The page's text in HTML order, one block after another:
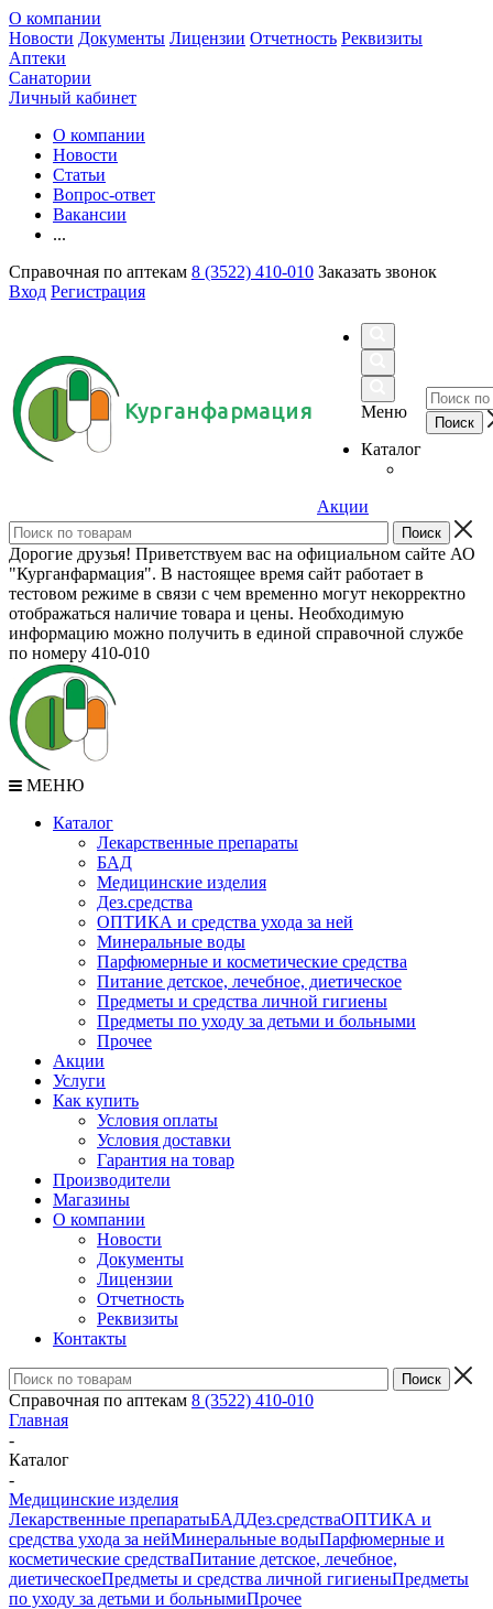
О компании
Новости Документы Лицензии Отчетность Реквизиты
Аптеки
Санатории
Личный кабинет
О компании
Новости
Статьи
Вопрос-ответ
Вакансии
...
Справочная по аптекам 8 (3522) 410-010 Заказать звонок
Вход Регистрация
Курганфармация
Меню
Каталог
Акции
Дорогие друзья! Приветствуем вас на официальном сайте АО
"Курганфармация". В настоящее время сайт работает в
тестовом режиме в связи с чем временно могут некорректно
отображаться наличие товара и цены. Необходимую
информацию можно получить в единой справочной службе
по номеру 410-010
МЕНЮ
Каталог
Лекарственные препараты
БАД
Медицинские изделия
Дез.средства
ОПТИКА и средства ухода за ней
Минеральные воды
Парфюмерные и косметические средства
Питание детское, лечебное, диетическое
Предметы и средства личной гигиены
Предметы по уходу за детьми и больными
Прочее
Акции
Услуги
Как купить
Условия оплаты
Условия доставки
Гарантия на товар
Производители
Магазины
О компании
Новости
Документы
Лицензии
Отчетность
Реквизиты
Контакты
Справочная по аптекам 8 (3522) 410-010
Главная
-
Каталог
-
Медицинские изделия
Лекарственные препаратыБАДДез.средстваОПТИКА и
средства ухода за нейМинеральные водыПарфюмерные и
косметические средстваПитание детское, лечебное,
диетическоеПредметы и средства личной гигиеныПредметы
по уходу за детьми и больнымиПрочее